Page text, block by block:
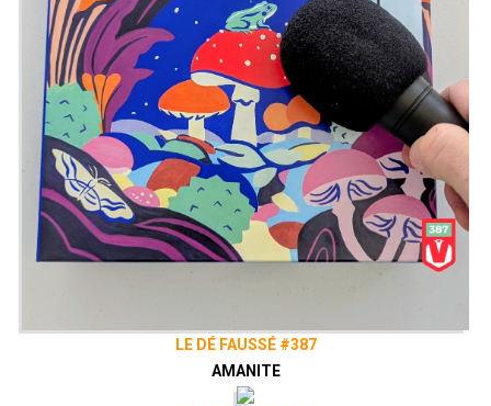
LE DÉ FAUSSÉ #387
AMANITE